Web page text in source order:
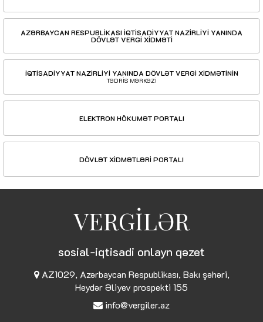
AZƏRBAYCAN RESPUBLİKASI İQTİSADİYYAT NAZİRLİYİ YANINDA
DÖVLƏT VERGİ XİDMƏTİ
İQTİSADİYYAT NAZİRLİYİ YANINDA DÖVLƏT VERGİ XİDMƏTİNİN
TƏDRİS MƏRKƏZİ
ELEKTRON HÖKUMƏT PORTALI
DÖVLƏT XİDMƏTLƏRİ PORTALI
VERGİLƏR
sosial-iqtisadi onlayn qəzet
AZ1029, Azərbaycan Respublikası, Bakı şəhəri,
Heydər Əliyev prospekti 155
info@vergiler.az